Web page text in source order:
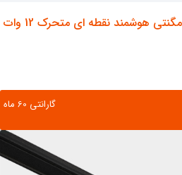
مشاهده محصول
گارانتی ‌60 ماه